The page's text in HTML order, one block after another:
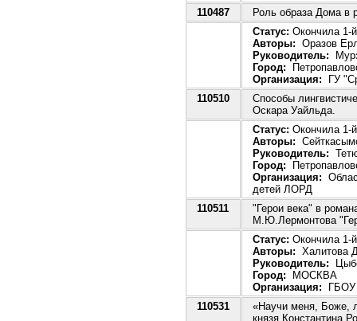
110487
Роль образа Дома в
Статус: Окончила 1-
Авторы: Оразов
Руководитель:
Город:
Организация: ГУ
110510
Способы
Оскара Уайльда.
Статус: Окончила 1-
Авторы:
Руководитель:
Город:
Организация:
детей ЛОРД
110511
"Герои века" в
М.Ю.Лермонтова
Статус: Окончила 1-
Авторы: Халитова
Руководитель:
Город: МОСКВА
Организация:
110531
«Научи меня, Боже,
князя Константина